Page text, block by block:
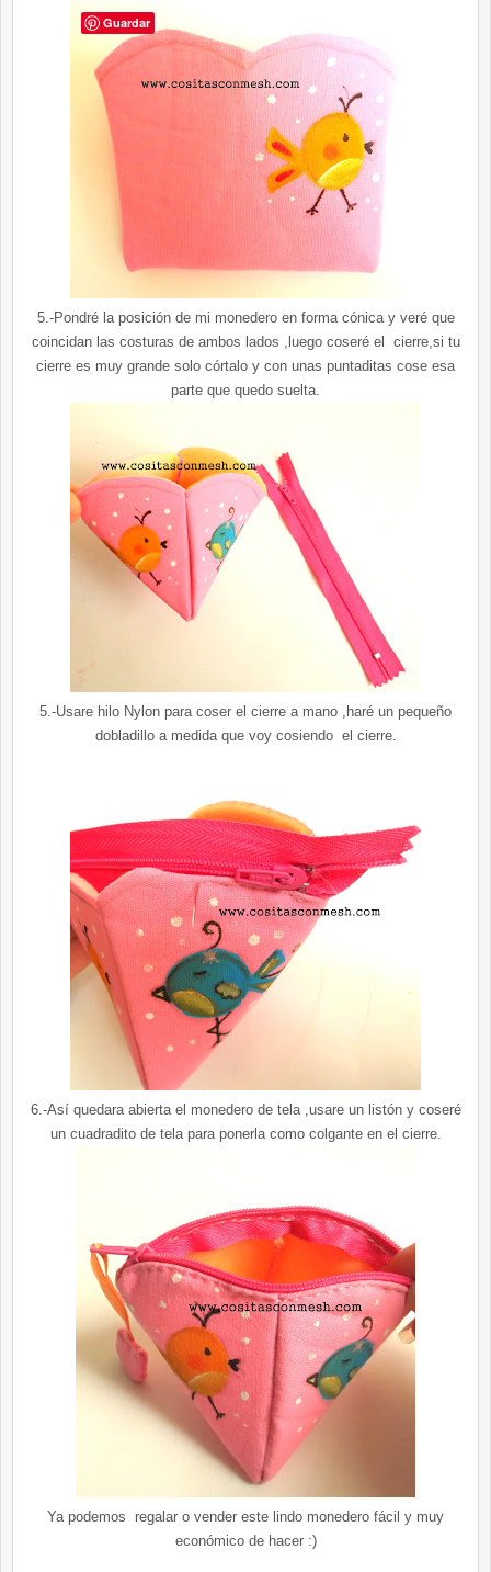
5.-Pondré la posición de mi monedero en forma cónica y veré que
coincidan las costuras de ambos lados ,luego coseré el cierre,si tu
cierre es muy grande solo córtalo y con unas puntaditas cose esa
parte que quedo suelta.
5.-Usare hilo Nylon para coser el cierre a mano ,haré un pequeño
dobladillo a medida que voy cosiendo el cierre.
6.-Así quedara abierta el monedero de tela ,usare un listón y coseré
un cuadradito de tela para ponerla como colgante en el cierre.
Ya podemos regalar o vender este lindo monedero fácil y muy
económico de hacer :)
Guardar